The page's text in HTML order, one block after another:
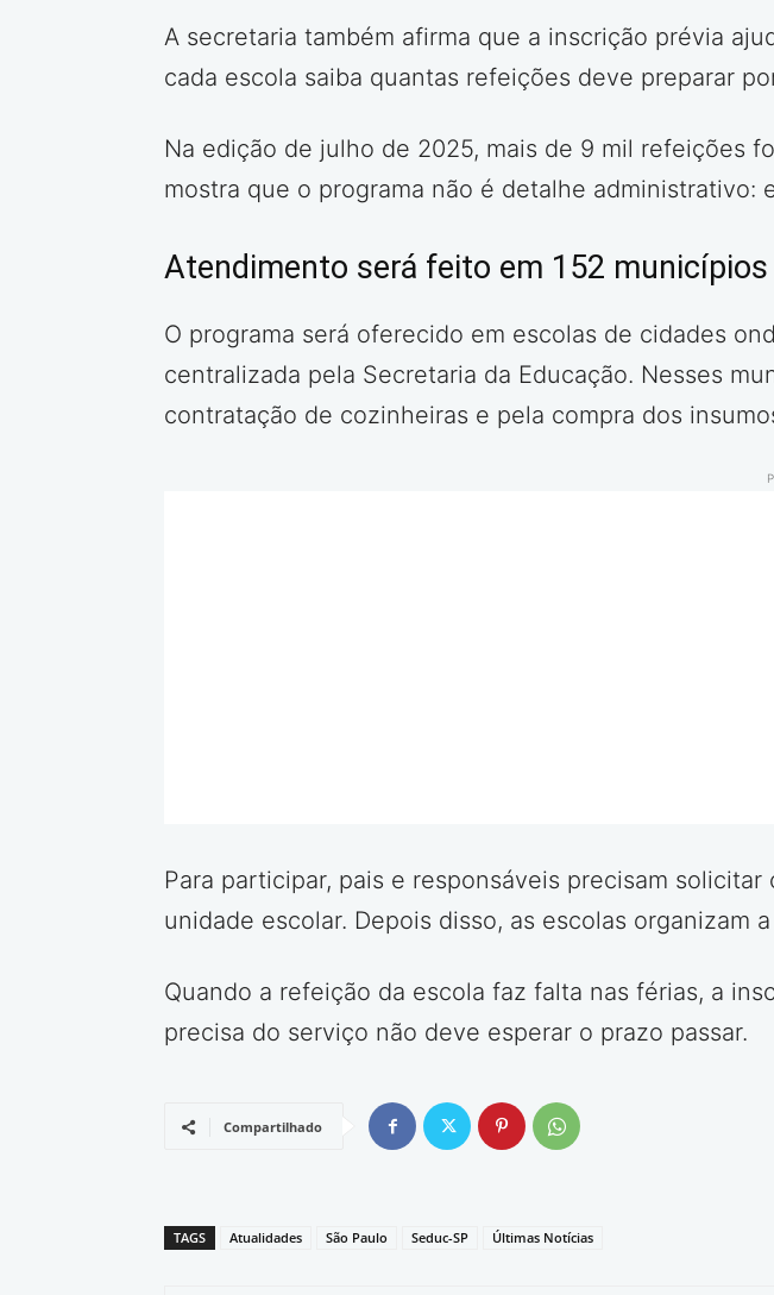
A secretaria também afirma que a inscrição prévia
cada escola saiba quantas refeições deve preparar
Na edição de julho de 2025, mais de 9 mil refeições
mostra que o programa não é detalhe administrativo:
Atendimento será feito em 152 municípios
O programa será oferecido em escolas de cidades
centralizada pela Secretaria da Educação. Nesses
contratação de cozinheiras e pela compra dos
Para participar, pais e responsáveis precisam
unidade escolar. Depois disso, as escolas
Quando a refeição da escola faz falta nas férias, a
precisa do serviço não deve esperar o prazo passar.
Compartilhado
TAGS Atualidades São Paulo Seduc-SP Últimas Notícias